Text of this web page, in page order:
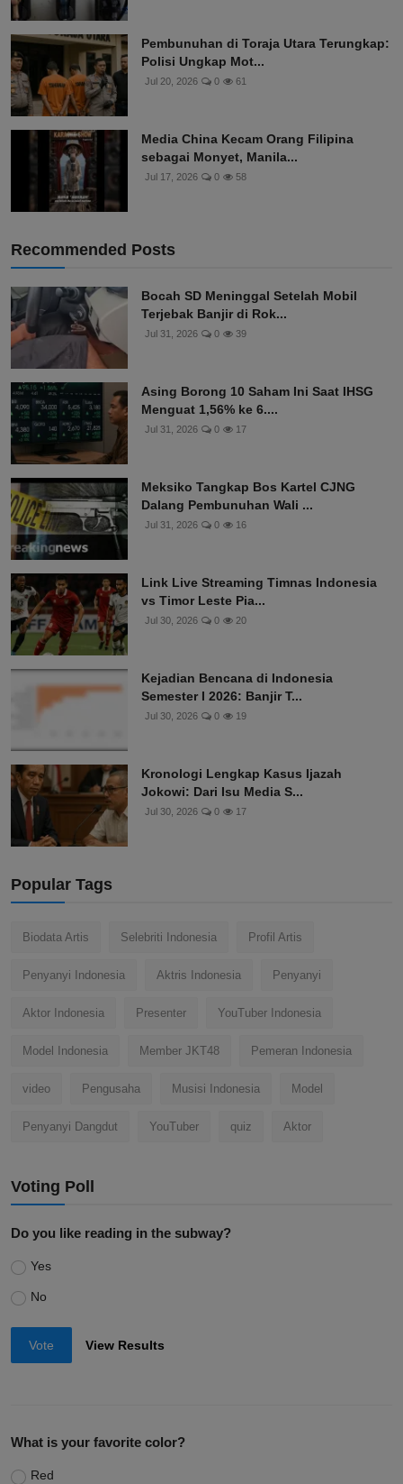
Pembunuhan di Toraja Utara Terungkap:
Polisi Ungkap Mot...
Jul 20, 2026 0 61
Media China Kecam Orang Filipina
sebagai Monyet, Manila...
Jul 17, 2026 0 58
Recommended Posts
Bocah SD Meninggal Setelah Mobil
Terjebak Banjir di Rok...
Jul 31, 2026 0 39
Asing Borong 10 Saham Ini Saat IHSG
Menguat 1,56% ke 6....
Jul 31, 2026 0 17
Meksiko Tangkap Bos Kartel CJNG
Dalang Pembunuhan Wali ...
Jul 31, 2026 0 16
Link Live Streaming Timnas Indonesia
vs Timor Leste Pia...
Jul 30, 2026 0 20
Kejadian Bencana di Indonesia
Semester I 2026: Banjir T...
Jul 30, 2026 0 19
Kronologi Lengkap Kasus Ijazah
Jokowi: Dari Isu Media S...
Jul 30, 2026 0 17
Popular Tags
Biodata Artis Selebriti Indonesia Profil Artis
Penyanyi Indonesia Aktris Indonesia Penyanyi
Aktor Indonesia Presenter YouTuber Indonesia
Model Indonesia Member JKT48 Pemeran Indonesia
video Pengusaha Musisi Indonesia Model
Penyanyi Dangdut YouTuber quiz Aktor
Voting Poll
Do you like reading in the subway?
Yes
No
Vote View Results
What is your favorite color?
Red